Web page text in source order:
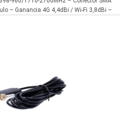
– Ganancia 4G 4,4dBi / Wi-Fi 3,8dBi –